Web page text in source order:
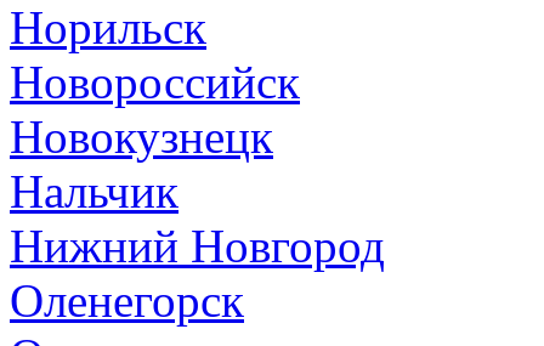
Норильск
Новороссийск
Новокузнецк
Нальчик
Нижний Новгород
Оленегорск